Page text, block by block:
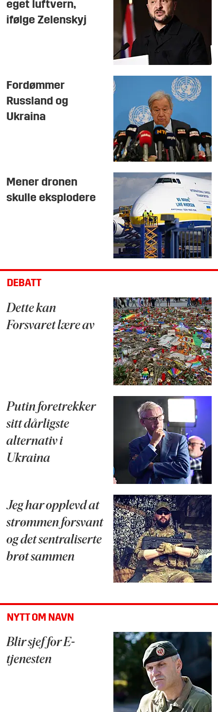
eget luftvern,
ifølge Zelenskyj
Fordømmer
Russland og
Ukraina
Mener dronen
skulle eksplodere
DEBATT
Dette kan
Forsvaret lære av
Putin foretrekker
sitt dårligste
alternativ i
Ukraina
Jeg har opplevd at
strømmen forsvant
og det sentraliserte
brøt sammen
NYTT OM NAVN
Blir sjef for E-
tjenesten